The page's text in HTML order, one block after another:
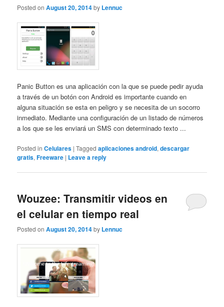
Posted onAugust 20, 2014by Lennuc
Panic Button es una aplicación con la que se puede pedir ayuda
a través de un botón con Android es importante cuando en
alguna situación se esta en peligro y se necesita de un socorro
inmediato. Mediante una configuración de un listado de números
a los que se les enviará un SMS con determinado texto ...
Posted in Celulares |Tagged aplicaciones android,descargar
gratis,Freeware | Leave a reply
Wouzee: Transmitir videos en
el celular en tiempo real
Posted onAugust 20, 2014by Lennuc